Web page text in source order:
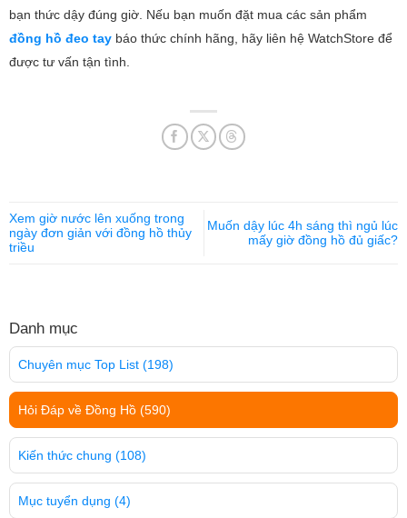
bạn thức dậy đúng giờ. Nếu bạn muốn đặt mua các sản phẩm
đồng hồ đeo tay báo thức chính hãng, hãy liên hệ WatchStore để
được tư vấn tận tình.
Xem giờ nước lên xuống trong
ngày đơn giản với đồng hồ thủy
triều
Muốn dậy lúc 4h sáng thì ngủ lúc
mấy giờ đồng hồ đủ giấc?
Danh mục
Chuyên mục Top List (198)
Hỏi Đáp về Đồng Hồ (590)
Kiến thức chung (108)
Mục tuyển dụng (4)